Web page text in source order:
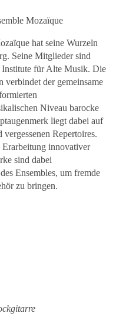
hat seine Wurzeln
Seine Mitglieder sind
für Alte Musik. Die
verbindet der gemeinsame
Niveau barocke
liegt dabei auf
Repertoires.
innovativer
sind dabei
Ensembles, um fremde
zu bringen.